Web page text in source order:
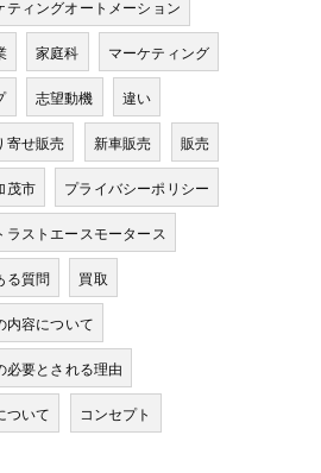
ティングオートメーション
家庭科 マーケティング
志望動機 違い
寄せ販売 新車販売 販売
茂市 プライバシーポリシー
ラストエースモータース
る質問 買取
内容について
必要とされる理由
ついて コンセプト